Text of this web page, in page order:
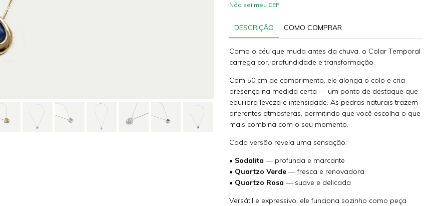
Não sei meu CEP
DESCRIÇÃO COMO COMPRAR
Como o céu que muda antes da chuva, o Colar Temporal
carrega cor, profundidade e transformação.
Com 50 cm de comprimento, ele alonga o colo e cria
presença na medida certa — um ponto de destaque que
equilibra leveza e intensidade. As pedras naturais trazem
diferentes atmosferas, permitindo que você escolha o que
mais combina com o seu momento.
Cada versão revela uma sensação:
• Sodalita — profunda e marcante
• Quartzo Verde — fresca e renovadora
• Quartzo Rosa — suave e delicada
Versátil e expressivo, ele funciona sozinho como peça